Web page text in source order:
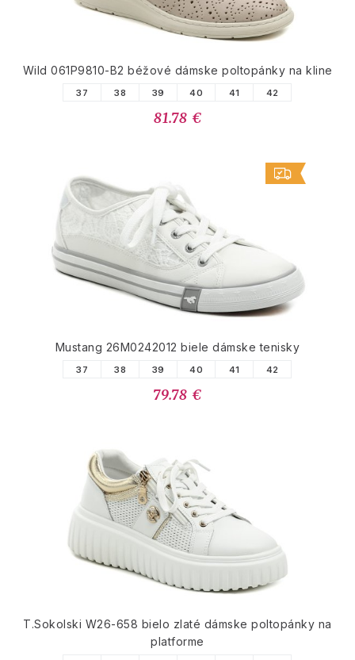
Wild 061P9810-B2 béžové dámske poltopánky na kline
37 38 39 40 41 42
81.78 €
Mustang 26M0242012 biele dámske tenisky
37 38 39 40 41 42
79.78 €
T.Sokolski W26-658 bielo zlaté dámske poltopánky na
platforme